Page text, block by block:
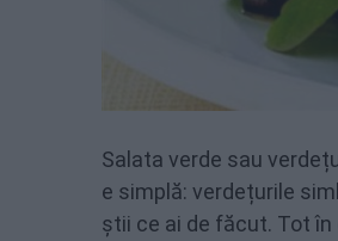
Salata verde sau
e simplă: verdețurile
știi ce ai de făcut. Tot